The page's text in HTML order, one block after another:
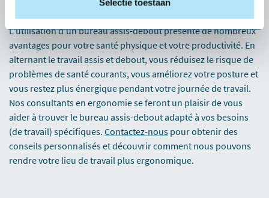
Selectie toestaan
sain et productif
L'utilisation d'un bureau assis-debout présente de nombreux
avantages pour votre santé physique et votre productivité. En
alternant le travail assis et debout, vous réduisez le risque de
problèmes de santé courants, vous améliorez votre posture et
vous restez plus énergique pendant votre journée de travail.
Nos consultants en ergonomie se feront un plaisir de vous
aider à trouver le bureau assis-debout adapté à vos besoins
(de travail) spécifiques. Contactez-nous pour obtenir des
conseils personnalisés et découvrir comment nous pouvons
rendre votre lieu de travail plus ergonomique.